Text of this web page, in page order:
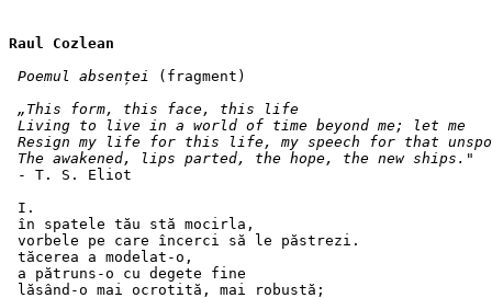
Raul Cozlean
Poemul absenței
(fragment)
„This form, this face, this life
Living to live in a world of time beyond me; let me
Resign my life for this life, my speech for that
The awakened, lips parted, the hope, the new ships."
- T. S. Eliot
I.
în spatele tău stă mocirla,
vorbele pe care încerci să le păstrezi.
tăcerea a modelat-o,
a pătruns-o cu degete fine
lăsând-o mai ocrotită, mai robustă;